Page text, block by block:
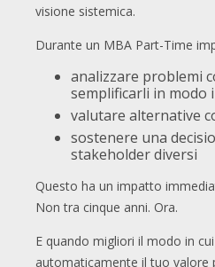
visione sistemica.
Durante un MBA Part-Time
analizzare problemi
semplificarli in modo
valutare alternative
sostenere una
stakeholder diversi
Questo ha un impatto
Non tra cinque anni. Ora.
E quando migliori il modo in
automaticamente il tuo valore